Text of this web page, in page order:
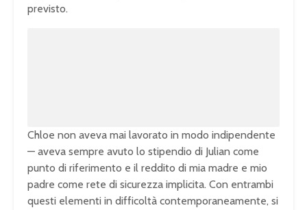
previsto.
Chloe non aveva mai lavorato in modo indipendente
— aveva sempre avuto lo stipendio di Julian come
punto di riferimento e il reddito di mia madre e mio
padre come rete di sicurezza implicita. Con entrambi
questi elementi in difficoltà contemporaneamente, si